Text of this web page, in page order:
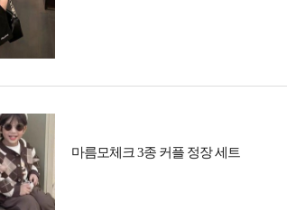
마름모체크 3종 커플 정장 세트